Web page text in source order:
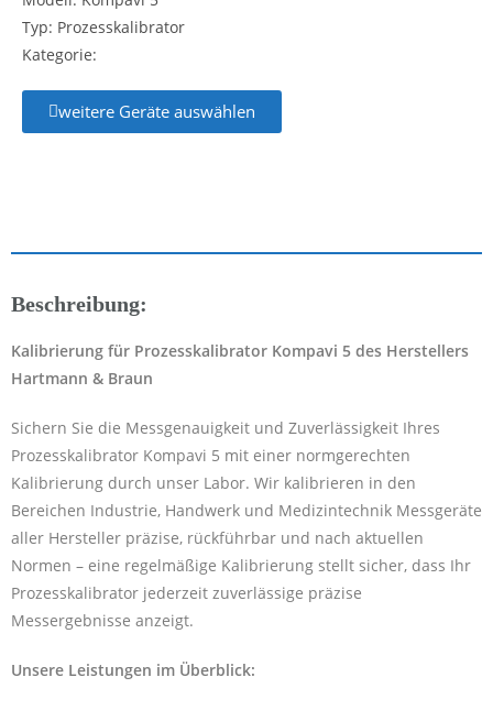
Typ: Prozesskalibrator
Kategorie:
weitere Geräte auswählen
Beschreibung:
Kalibrierung für Prozesskalibrator Kompavi 5 des Herstellers
Hartmann & Braun
Sichern Sie die Messgenauigkeit und Zuverlässigkeit Ihres
Prozesskalibrator Kompavi 5 mit einer normgerechten
Kalibrierung durch unser Labor. Wir kalibrieren in den
Bereichen Industrie, Handwerk und Medizintechnik Messgeräte
aller Hersteller präzise, rückführbar und nach aktuellen
Normen – eine regelmäßige Kalibrierung stellt sicher, dass Ihr
Prozesskalibrator jederzeit zuverlässige präzise
Messergebnisse anzeigt.
Unsere Leistungen im Überblick: